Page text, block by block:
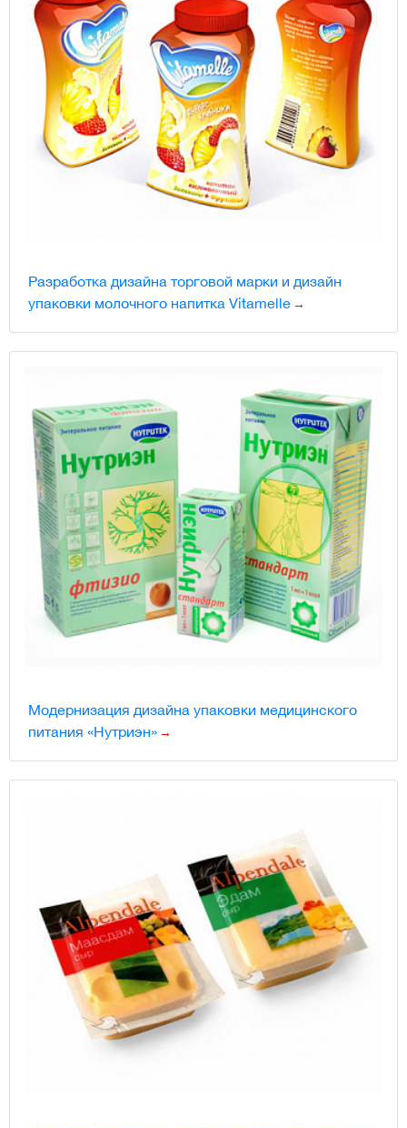
Разработка дизайна торговой марки и дизайн
упаковки молочного напитка Vitamelle
Модернизация дизайна упаковки медицинского
питания «Нутриэн»